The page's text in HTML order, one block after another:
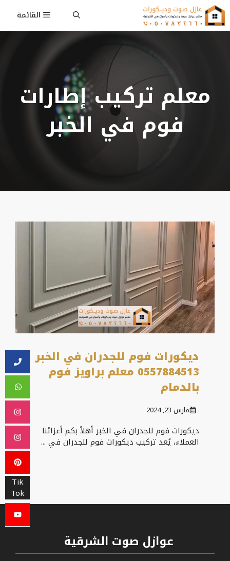
انتقل
إلى
المحتوى
القائمة
معلم تركيب إطارات
فوم في الخبر
Tik
Tok
ديكورات فوم للجدران في الخبر
0557884513 معلم براويز فوم
بالدمام
مارس 23, 2024
ديكورات فوم للجدران في الخبر أهلاً بكم أعزائنا
العملاء، يُعد تركيب ديكورات فوم للجدران في ...
عوازل صوت الشرقية